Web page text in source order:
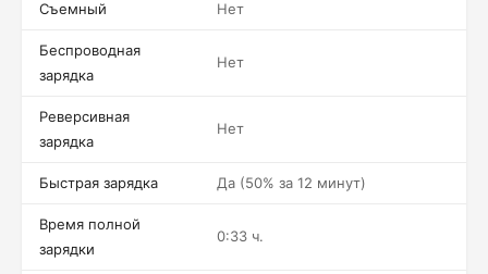
Съемный Нет
Беспроводная
зарядка
Нет
Реверсивная
зарядка
Нет
Быстрая зарядка Да (50% за 12 минут)
Время полной
зарядки
0:33 ч.